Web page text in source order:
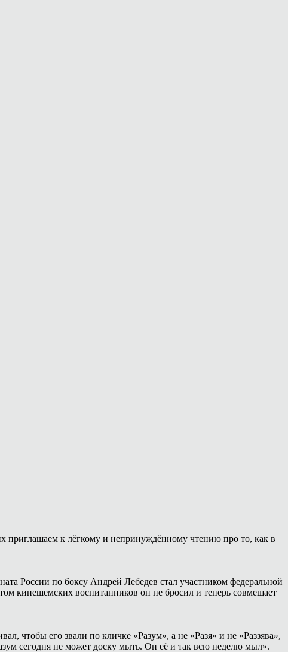
приглашаем к лёгкому и непринуждённому чтению про то, как в
России по боксу Андрей Лебедев стал участником федеральной
кинешемских воспитанников он не бросил и теперь совмещает
чтобы его звали по кличке «Разум», а не «Разя» и не «Раззява»,
сегодня не может доску мыть. Он её и так всю неделю мыл».